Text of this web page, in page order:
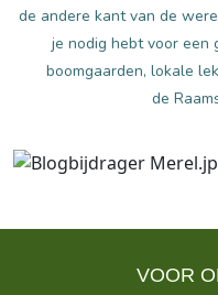
de andere kant van de
je nodig hebt voor een
boomgaarden, lokale
de
VOOR